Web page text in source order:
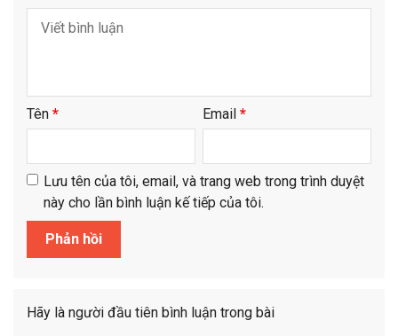
Tên * Email *
Lưu tên của tôi, email, và trang web trong trình duyệt
này cho lần bình luận kế tiếp của tôi.
Hãy là người đầu tiên bình luận trong bài